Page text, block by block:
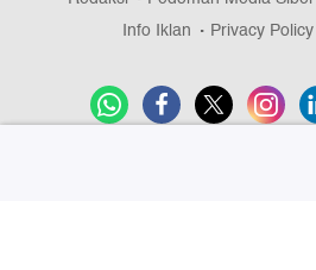
Info Iklan
Privacy Policy